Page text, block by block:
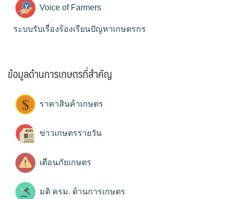
Voice of Farmers
ระบบรับเรื่องร้องเรียนปัญหาเกษตรกร
ข้อมูลด้านการเกษตรที่สำคัญ
ราคาสินค้าเกษตร
ข่าวเกษตรรายวัน
เตือนภัยเกษตร
มติ ครม. ด้านการเกษตร